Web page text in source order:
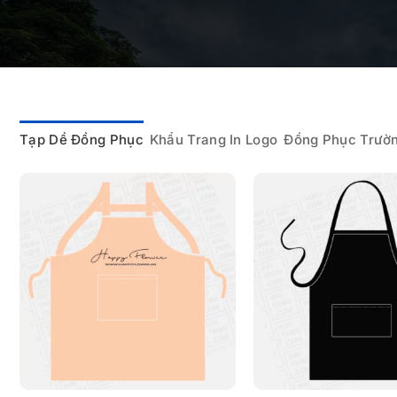
Tạp Dề Đồng Phục Khẩu Trang In Logo Đồng Phục